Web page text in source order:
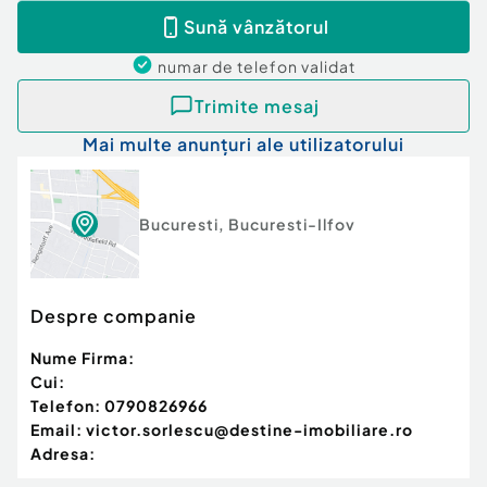
Sună vânzătorul
numar de telefon validat
Trimite mesaj
Mai multe anunțuri ale utilizatorului
Bucuresti, Bucuresti-Ilfov
Despre companie
Nume Firma:
Cui:
Telefon: 0790826966
Email: victor.sorlescu@destine-imobiliare.ro
Adresa: